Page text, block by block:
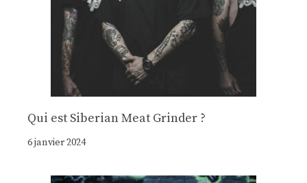
Qui est Siberian Meat Grinder ?
6 janvier 2024